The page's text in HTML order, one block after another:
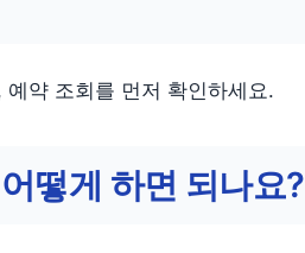
약 조회를 먼저 확인하세요.
떻게 하면 되나요?